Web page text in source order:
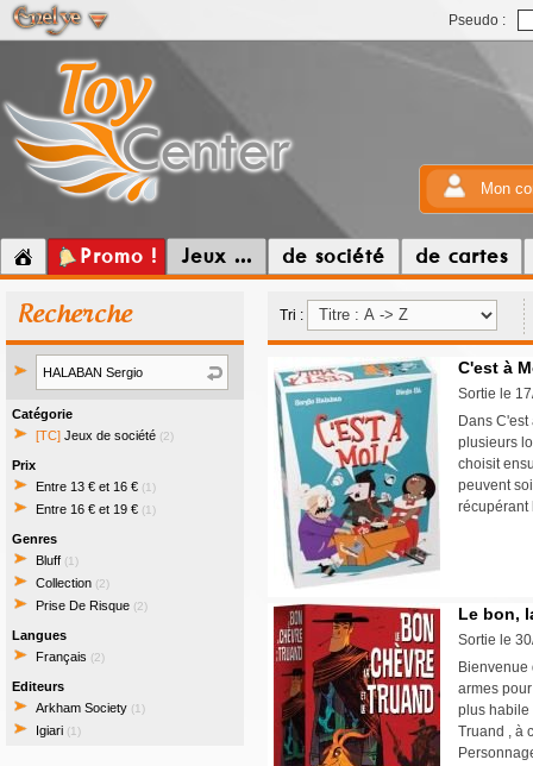
Pseudo :
Mon
Promo ! Jeux ... de société de cartes
Recherche
Catégorie
[TC] Jeux de société (2)
Prix
Entre 13 € et 16 € (1)
Entre 16 € et 19 € (1)
Genres
Bluff (1)
Collection (2)
Prise De Risque (2)
Langues
Français (2)
Editeurs
Arkham Society (1)
Igiari (1)
Tri :
C'est à
Sortie le
Dans
plusieurs
choisit
peuvent
récupérant
Le bon,
Sortie le
Bienvenue
armes
plus habile
Truand , à